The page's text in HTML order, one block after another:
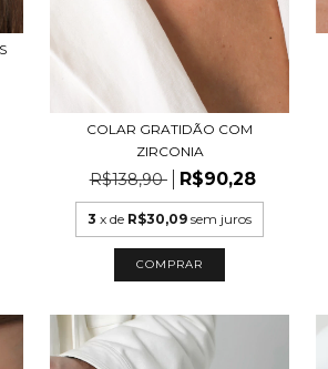
COLAR GRATIDÃO COM
ZIRCONIA
R$138,90 R$90,28
3 x de R$30,09 sem juros
COMPRAR